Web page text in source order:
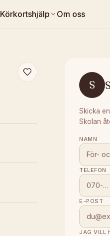
Körkortshjälp Om oss
S
Skicka
Skolan
NAMN
TELEFON
E-POST
JAG VILL